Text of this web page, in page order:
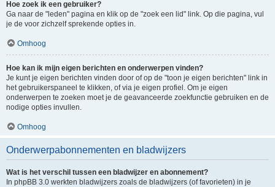
Hoe zoek ik een gebruiker?
Ga naar de "leden" pagina en klik op de "zoek een lid" link. Op die pagina, vul
je de voor zichzelf sprekende opties in.
Omhoog
Hoe kan ik mijn eigen berichten en onderwerpen vinden?
Je kunt je eigen berichten vinden door of op de "toon je eigen berichten" link in
het gebruikerspaneel te klikken, of via je eigen profiel. Om je eigen
onderwerpen te zoeken moet je de geavanceerde zoekfunctie gebruiken en de
nodige opties invullen.
Omhoog
Onderwerpabonnementen en bladwijzers
Wat is het verschil tussen een bladwijzer en abonnement?
In phpBB 3.0 werkten bladwijzers zoals de bladwijzers (of favorieten) in je